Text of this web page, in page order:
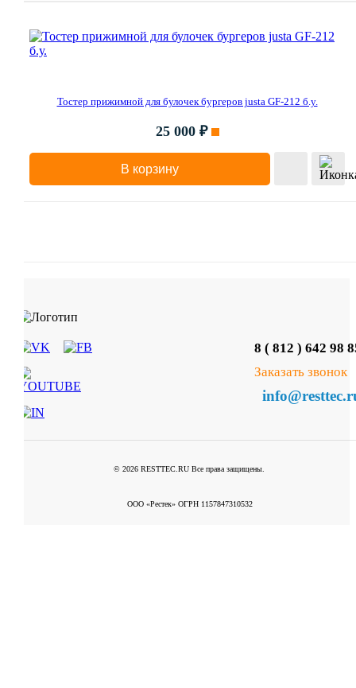
Тостер прижимной для булочек бургеров justa GF-212 б.у.
25 000 ₽
В корзину
8 ( 812 ) 642 98
Заказать звонок
© 2026 RESTTEC.RU Все права защищены.
ООО «Рестек» ОГРН 1157847310532